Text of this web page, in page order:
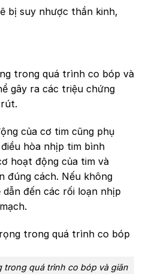
bị suy nhược thần kinh,
trong quá trình co bóp và
gây ra các triệu chứng
của cơ tim cũng phụ
hòa nhịp tim bình
hoạt động của tim và
đúng cách. Nếu không
đến các rối loạn nhịp
trong quá trình co bóp và giãn